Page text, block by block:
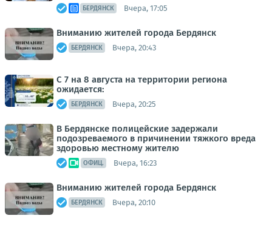
БЕРДЯНСК Вчера, 17:05
Вниманию жителей города Бердянск
БЕРДЯНСК Вчера, 20:43
С 7 на 8 августа на территории региона
ожидается:
БЕРДЯНСК Вчера, 20:25
В Бердянске полицейские задержали
подозреваемого в причинении тяжкого вреда
здоровью местному жителю
ОФИЦ. Вчера, 16:23
Вниманию жителей города Бердянск
БЕРДЯНСК Вчера, 20:10